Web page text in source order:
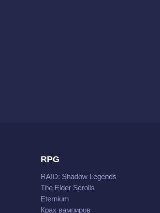
RPG
RAID: Shadow Legends
The Elder Scrolls
Eternium
Крах вампиров